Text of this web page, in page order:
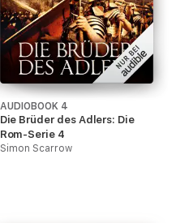
AUDIOBOOK 4
Die Brüder des Adlers: Die
Rom-Serie 4
Simon Scarrow